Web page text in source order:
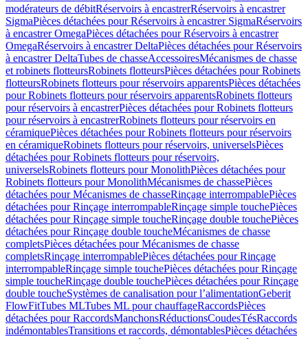
modérateurs de débitRéservoirs à encastrerRéservoirs à encastrer
SigmaPièces détachées pour Réservoirs à encastrer SigmaRéservoirs
à encastrer OmegaPièces détachées pour Réservoirs à encastrer
OmegaRéservoirs à encastrer DeltaPièces détachées pour Réservoirs
à encastrer DeltaTubes de chasseAccessoiresMécanismes de chasse
et robinets flotteursRobinets flotteursPièces détachées pour Robinets
flotteursRobinets flotteurs pour réservoirs apparentsPièces détachées
pour Robinets flotteurs pour réservoirs apparentsRobinets flotteurs
pour réservoirs à encastrerPièces détachées pour Robinets flotteurs
pour réservoirs à encastrerRobinets flotteurs pour réservoirs en
céramiquePièces détachées pour Robinets flotteurs pour réservoirs
en céramiqueRobinets flotteurs pour réservoirs, universelsPièces
détachées pour Robinets flotteurs pour réservoirs,
universelsRobinets flotteurs pour MonolithPièces détachées pour
Robinets flotteurs pour MonolithMécanismes de chassePièces
détachées pour Mécanismes de chasseRinçage interrompablePièces
détachées pour Rinçage interrompableRinçage simple touchePièces
détachées pour Rinçage simple toucheRinçage double touchePièces
détachées pour Rinçage double toucheMécanismes de chasse
completsPièces détachées pour Mécanismes de chasse
completsRinçage interrompablePièces détachées pour Rinçage
interrompableRinçage simple touchePièces détachées pour Rinçage
simple toucheRinçage double touchePièces détachées pour Rinçage
double toucheSystèmes de canalisation pour l’alimentationGeberit
FlowFitTubes MLTubes ML pour chauffageRaccordsPièces
détachées pour RaccordsManchonsRéductionsCoudesTésRaccords
indémontablesTransitions et raccords, démontablesPièces détachées